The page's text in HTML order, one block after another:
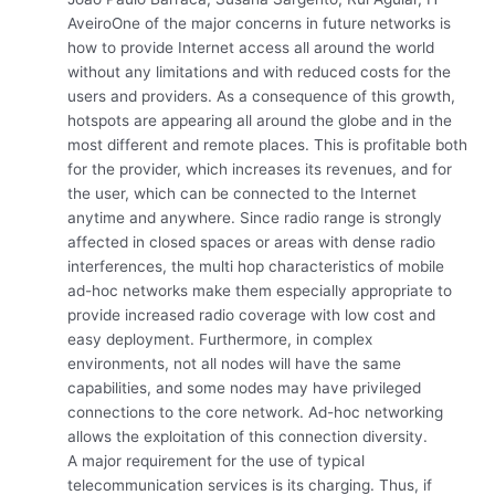
AveiroOne of the major concerns in future networks is
how to provide Internet access all around the world
without any limitations and with reduced costs for the
users and providers. As a consequence of this growth,
hotspots are appearing all around the globe and in the
most different and remote places. This is profitable both
for the provider, which increases its revenues, and for
the user, which can be connected to the Internet
anytime and anywhere. Since radio range is strongly
affected in closed spaces or areas with dense radio
interferences, the multi hop characteristics of mobile
ad-hoc networks make them especially appropriate to
provide increased radio coverage with low cost and
easy deployment. Furthermore, in complex
environments, not all nodes will have the same
capabilities, and some nodes may have privileged
connections to the core network. Ad-hoc networking
allows the exploitation of this connection diversity.
A major requirement for the use of typical
telecommunication services is its charging. Thus, if